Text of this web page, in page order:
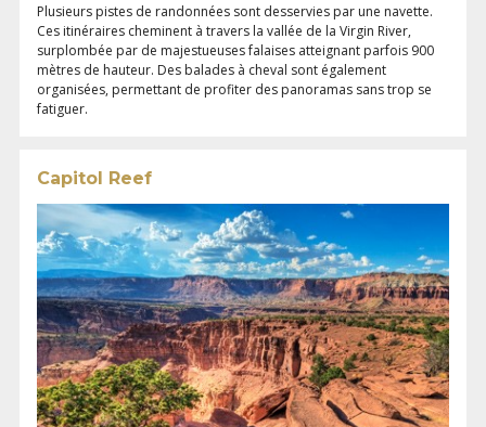
Plusieurs pistes de randonnées sont desservies par une navette.
Ces itinéraires cheminent à travers la vallée de la Virgin River,
surplombée par de majestueuses falaises atteignant parfois 900
mètres de hauteur. Des balades à cheval sont également
organisées, permettant de profiter des panoramas sans trop se
fatiguer.
Capitol Reef